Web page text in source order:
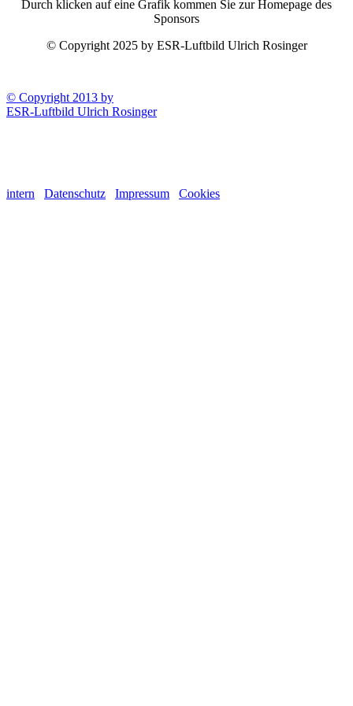
Durch klicken auf eine Grafik kommen Sie zur Homepage des
Sponsors
© Copyright 2025 by ESR-Luftbild Ulrich Rosinger
© Copyright 2013 by
ESR-Luftbild Ulrich Rosinger
intern Datenschutz Impressum Cookies